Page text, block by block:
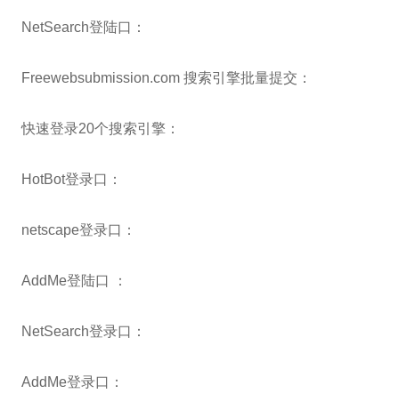
NetSearch登陆口：
Freewebsubmission.com 搜索引擎批量提交：
快速登录20个搜索引擎：
HotBot登录口：
netscape登录口：
AddMe登陆口 ：
NetSearch登录口：
AddMe登录口：